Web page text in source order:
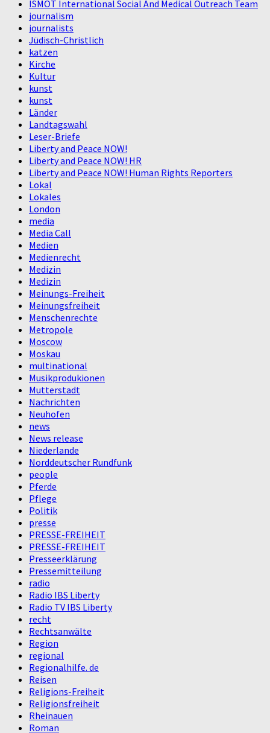
ISMOT International Social And Medical Outreach Team
journalism
journalists
Jüdisch-Christlich
katzen
Kirche
Kultur
kunst
kunst
Länder
Landtagswahl
Leser-Briefe
Liberty and Peace NOW!
Liberty and Peace NOW! HR
Liberty and Peace NOW! Human Rights Reporters
Lokal
Lokales
London
media
Media Call
Medien
Medienrecht
Medizin
Medizin
Meinungs-Freiheit
Meinungsfreiheit
Menschenrechte
Metropole
Moscow
Moskau
multinational
Musikprodukionen
Mutterstadt
Nachrichten
Neuhofen
news
News release
Niederlande
Norddeutscher Rundfunk
people
Pferde
Pflege
Politik
presse
PRESSE-FREIHEIT
PRESSE-FREIHEIT
Presseerklärung
Pressemitteilung
radio
Radio IBS Liberty
Radio TV IBS Liberty
recht
Rechtsanwälte
Region
regional
Regionalhilfe. de
Reisen
Religions-Freiheit
Religionsfreiheit
Rheinauen
Roman